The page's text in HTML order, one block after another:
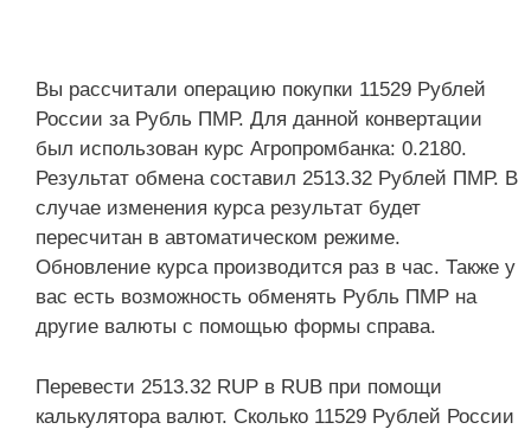
Вы рассчитали операцию покупки 11529 Рублей
России за Рубль ПМР. Для данной конвертации
был использован курс Агропромбанка: 0.2180.
Результат обмена составил 2513.32 Рублей ПМР. В
случае изменения курса результат будет
пересчитан в автоматическом режиме.
Обновление курса производится раз в час. Также у
вас есть возможность обменять Рубль ПМР на
другие валюты с помощью формы справа.
Перевести 2513.32 RUP в RUB при помощи
калькулятора валют. Сколько 11529 Рублей России